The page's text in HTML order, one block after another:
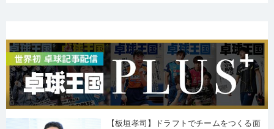
【板垣孝司】ドラフトでチームをつくる面